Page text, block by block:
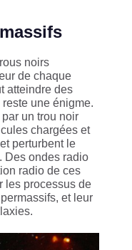
noirs
de chaque
atteindre des
une énigme.
un trou noir
chargées et
perturbent le
Des ondes radio
radio de ces
les processus de
et leur